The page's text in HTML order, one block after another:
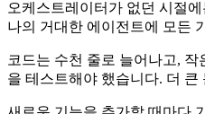
오케스트레이터가 없던 시절
나의 거대한 에이전트에 모든
코드는 수천 줄로 늘어나고,
을 테스트해야 했습니다. 더